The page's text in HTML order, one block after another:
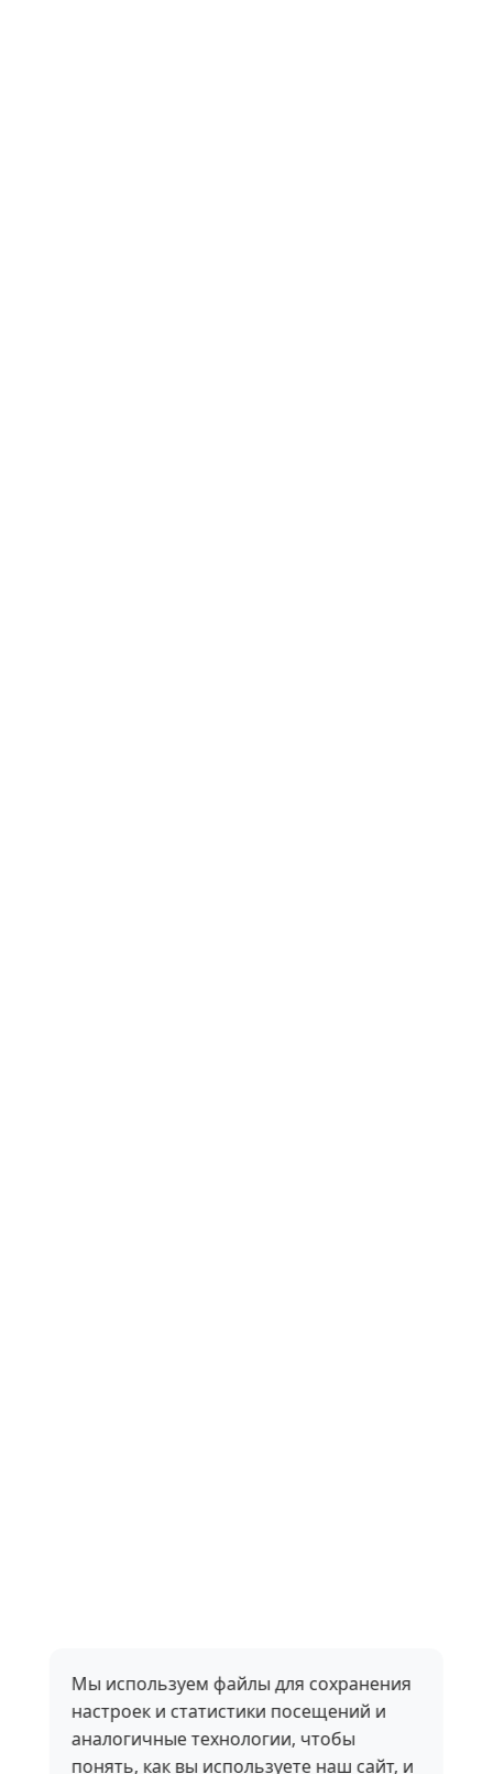
Мы используем файлы для сохранения
настроек и статистики посещений и
аналогичные технологии, чтобы
понять, как вы используете наш сайт, и